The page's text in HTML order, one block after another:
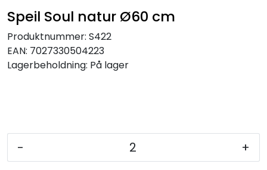
Speil Soul natur Ø60 cm
Produktnummer: S422
EAN: 7027330504223
Lagerbeholdning: På lager
- +